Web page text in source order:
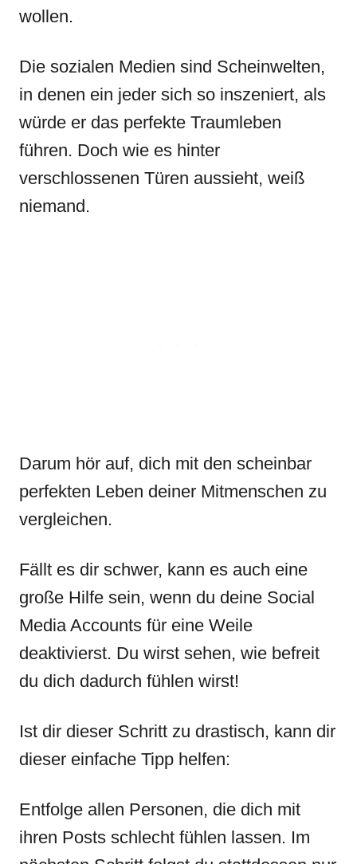
wollen.
Die sozialen Medien sind Scheinwelten,
in denen ein jeder sich so inszeniert, als
würde er das perfekte Traumleben
führen. Doch wie es hinter
verschlossenen Türen aussieht, weiß
niemand.
Darum hör auf, dich mit den scheinbar
perfekten Leben deiner Mitmenschen zu
vergleichen.
Fällt es dir schwer, kann es auch eine
große Hilfe sein, wenn du deine Social
Media Accounts für eine Weile
deaktivierst. Du wirst sehen, wie befreit
du dich dadurch fühlen wirst!
Ist dir dieser Schritt zu drastisch, kann dir
dieser einfache Tipp helfen:
Entfolge allen Personen, die dich mit
ihren Posts schlecht fühlen lassen. Im